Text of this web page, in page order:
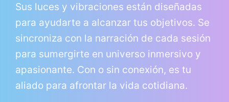
Sus luces y vibraciones están diseñadas
para ayudarte a alcanzar tus objetivos. Se
sincroniza con la narración de cada sesión
para sumergirte en universo inmersivo y
apasionante. Con o sin conexión, es tu
aliado para afrontar la vida cotidiana.